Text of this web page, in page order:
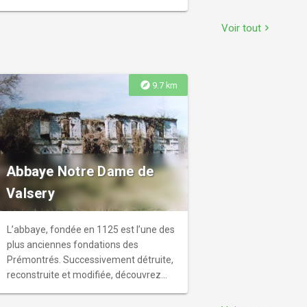
différentes animations. Les cours sont
assurés du mardi au samedi.
Voir tout chevron_right
explore 9.7 km
Abbaye Notre Dame de
Valsery
L’abbaye, fondée en 1125 est l’une des
plus anciennes fondations des
Prémontrés. Successivement détruite,
reconstruite et modifiée, découvrez